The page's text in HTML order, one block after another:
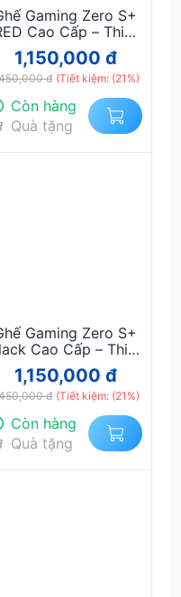
Gaming Zero S+
Cao Cấp – Thiết
Kế Công Thái Học,
Đệm Dày Êm Ái, Ngả
180°, Ghế Chơi
Chuyên Nghiệp
(Copy) (Copy)
1,150,000 đ
đ (Tiết kiệm: (21%)
Còn hàng
Quà tặng
Gaming Zero S+
Cao Cấp – Thiết
Kế Công Thái Học,
Đệm Dày Êm Ái, Ngả
180°, Ghế Chơi
Chuyên Nghiệp
1,150,000 đ
đ (Tiết kiệm: (21%)
Còn hàng
Quà tặng